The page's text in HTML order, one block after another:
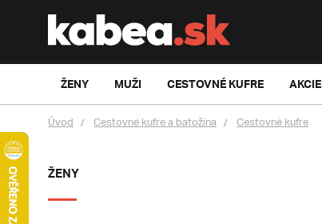
ŽENY MUŽI CESTOVNÉ KUFRE AKCIE
Úvod Cestovné kufre a batožina Cestovné kufre
ŽENY